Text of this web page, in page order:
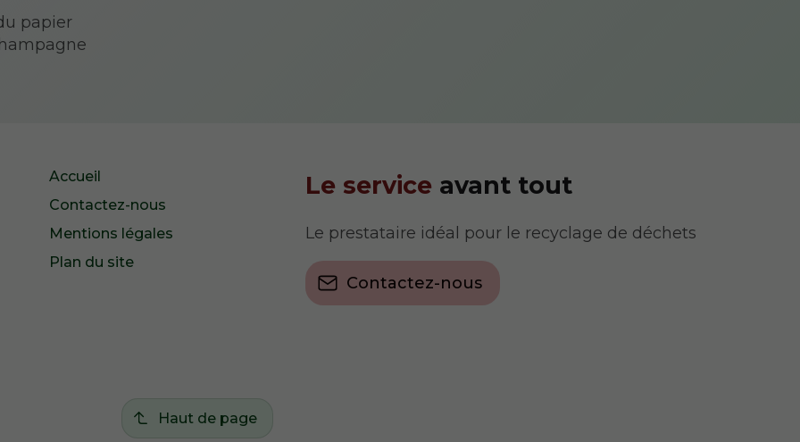
papier
Accueil
Contactez-nous
Mentions légales
Plan du site
Le service avant tout
Le prestataire idéal pour le recyclage de déchets
Contactez-nous
Haut de page